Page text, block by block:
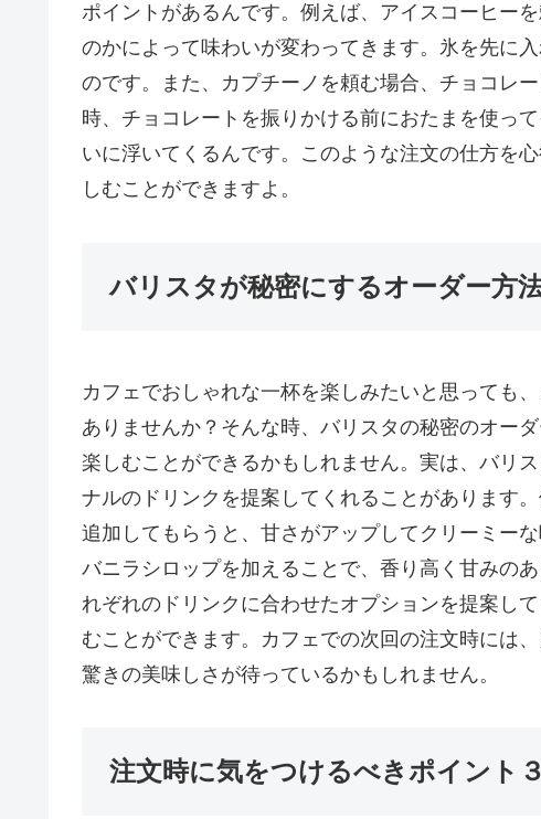
ポイントがあるんです。例えば、アイスコーヒー
のかによって味わいが変わってきます。氷を先に
のです。また、カプチーノを頼む場合、チョコレ
時、チョコレートを振りかける前におたまを使っ
いに浮いてくるんです。このような注文の仕方を
しむことができますよ。
バリスタが秘密にするオーダー方
カフェでおしゃれな一杯を楽しみたいと思っても
ありませんか？そんな時、バリスタの秘密のオー
楽しむことができるかもしれません。実は、バリ
ナルのドリンクを提案してくれることがあります
追加してもらうと、甘さがアップしてクリーミー
バニラシロップを加えることで、香り高く甘みの
れぞれのドリンクに合わせたオプションを提案し
むことができます。カフェでの次回の注文時には
驚きの美味しさが待っているかもしれません。
注文時に気をつけるべきポイント